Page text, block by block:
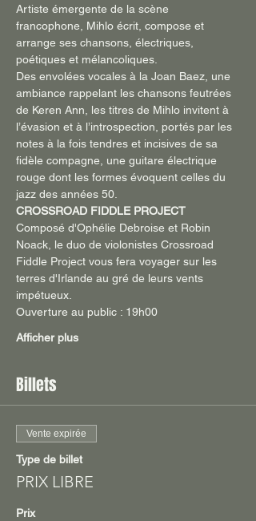
Artiste émergente de la scène
francophone, Mihlo écrit, compose et
arrange ses chansons, électriques,
poétiques et mélancoliques.
Des envolées vocales à la Joan Baez, une
ambiance rappelant les chansons feutrées
de Keren Ann, les titres de Mihlo invitent à
l’évasion et à l’introspection, portés par les
notes à la fois tendres et incisives de sa
fidèle compagne, une guitare électrique
rouge dont les formes évoquent celles du
jazz des années 50.
CROSSROAD FIDDLE PROJECT
Composé d'Ophélie Debroise et Robin
Noack, le duo de violonistes Crossroad
Fiddle Project vous fera voyager sur les
terres d'Irlande au gré de leurs vents
impétueux.
Ouverture au public : 19h00
Afficher plus
Billets
Vente expirée
Type de billet
PRIX LIBRE
Prix